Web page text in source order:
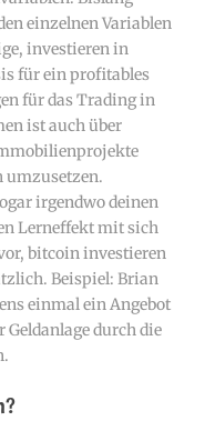
einzelnen Variablen
investieren in
für ein profitables
für das Trading in
ist auch über
umzusetzen.
irgendwo deinen
Lerneffekt mit sich
bitcoin investieren
Beispiel: Brian
einmal ein Angebot
durch die